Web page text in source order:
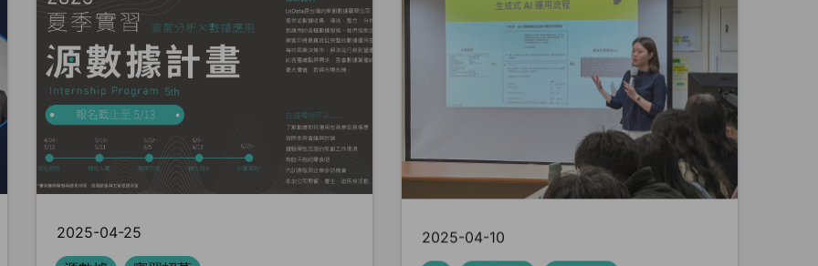
2025-04-25
2025-04-10